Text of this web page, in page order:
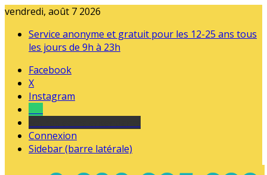
vendredi, août 7 2026
Service anonyme et gratuit pour les 12-25 ans tous
les jours de 9h à 23h
Facebook
X
Instagram
Connexion
Sidebar (barre latérale)